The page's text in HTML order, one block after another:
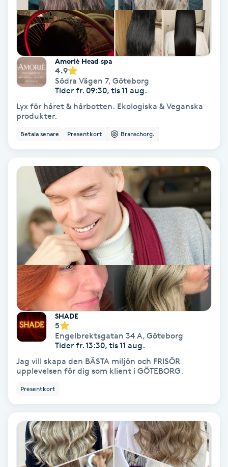
Fotmassage
Fotsvamp
Fotvård
Fransar
Fransborttagning
Fransfärgning
Fransförlängning
Fransförlängning Megavolym
Fransförlängning Volym
Fransk manikyr
Fransrengöring
Frekvensterapi
Friskvård
Frisör
Funktionsanalys
Amoriè Head spa
4.9
Södra Vägen 7, Göteborg
Tider fr. 09:30, tis 11 aug.
Lyx för håret & hårbotten. Ekologiska & Veganska
produkter.
Betala senare Presentkort Branschorg.
SHADE
5
Engelbrektsgatan 34 A, Göteborg
Tider fr. 13:30, tis 11 aug.
Jag vill skapa den BÄSTA miljön och FRISÖR
upplevelsen för dig som klient i GÖTEBORG.
Presentkort